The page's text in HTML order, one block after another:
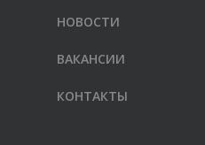
НОВОСТИ
ВАКАНСИИ
КОНТАКТЫ